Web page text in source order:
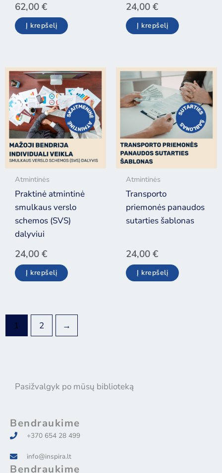
62,00€
Į krepšelį
24,00€
Į krepšelį
Atmintinės
Praktinė atmintinė
smulkaus verslo
schemos (SVS)
dalyviui
24,00€
Į krepšelį
Atmintinės
Transporto
priemonės panaudos
sutarties šablonas
24,00€
Į krepšelį
1 2 →
Pasižvalgyk po mūsų biblioteką
Bendraukime
+370 654 28 499
info@inspira.lt
Bendraukime